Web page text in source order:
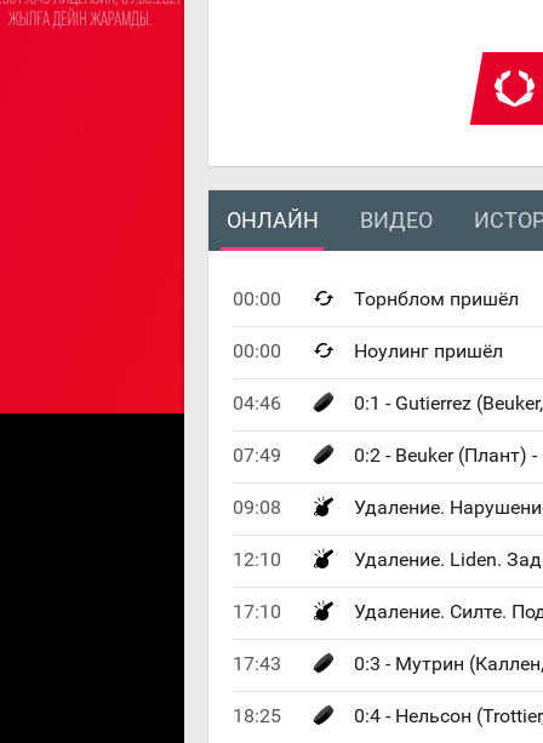
ОНЛАЙН ВИДЕО
00:00 Торнблом пришёл
00:00 Ноулинг пришёл
04:46 0:1 - Gutierrez
07:49 0:2 - Beuker (Плант) -
09:08 Удаление.
12:10 Удаление. Liden.
17:10 Удаление. Силте.
17:43 0:3 - Мутрин
18:25 0:4 - Нельсон